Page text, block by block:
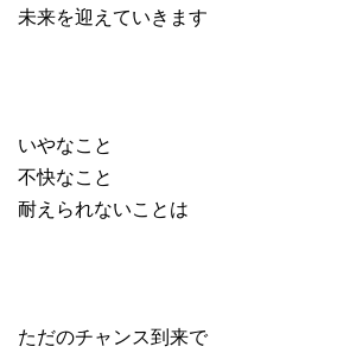
未来を迎えていきます
いやなこと
不快なこと
耐えられないことは
ただのチャンス到来で